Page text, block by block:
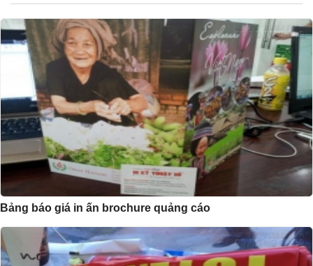
Bảng báo giá in ấn brochure quảng cáo